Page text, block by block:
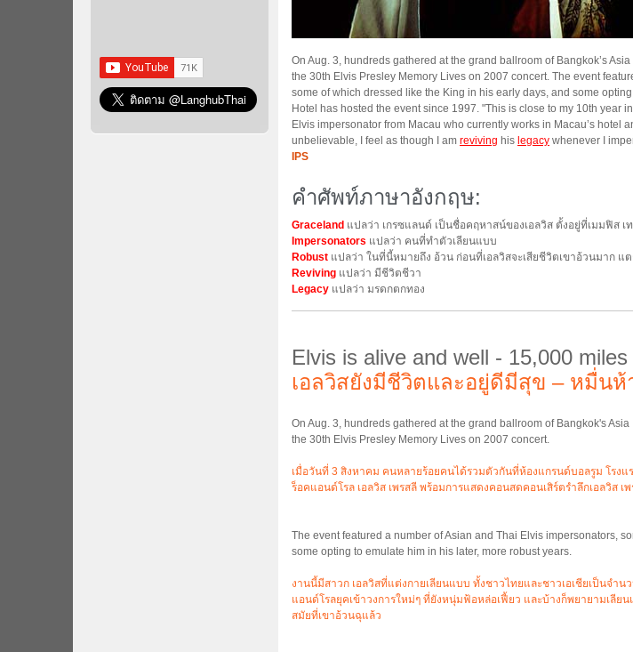
On Aug. 3, hundreds gathered at the grand ballroom of Bangkok’s
the 30th Elvis Presley Memory Lives on 2007 concert. The event
some of which dressed like the King in his early days, and some
Hotel has hosted the event since 1997. "This is close to my 10th year
Elvis impersonator from Macau who currently works in Macau’s hotel
unbelievable, I feel as though I am reviving his legacy whenever I
IPS
คำศัพท์ภาษาอังกฤษ:
Graceland แปลว่า เกรซแลนด์ เป็นชื่อคฤหาสน์ของเอลวิส ตั้งอยู่ที่เมมฟิส เ
Impersonators แปลว่า คนที่ทำตัวเลียนแบบ
Robust แปลว่า ในที่นี้หมายถึง อ้วน ก่อนที่เอลวิสจะเสียชีวิตเขาอ้วนมาก แ
Reviving แปลว่า มีชีวิตชีวา
Legacy แปลว่า มรดกตกทอง
Elvis is alive and well - 15,000
เอลวิสยังมีชีวิตและอยู่ดีมีสุข – หมื่น
On Aug. 3, hundreds gathered at the grand ballroom of Bangkok's
the 30th Elvis Presley Memory Lives on 2007 concert.
เมื่อวันที่ 3 สิงหาคม คนหลายร้อยคนได้รวมตัวกันที่ห้องแกรนด์บอลรูม โรงแร
ร็อคแอนด์โรล เอลวิส เพรสลี พร้อมการแสดงคอนสดคอนเสิร์ตรำลึกเอลวิส เ
The event featured a number of Asian and Thai Elvis impersonators,
some opting to emulate him in his later, more robust years.
งานนี้มีสาวก เอลวิสที่แต่งกายเลียนแบบ ทั้งชาวไทยและชาวเอเชียเป็นจำ
แอนด์โรลยุคเข้าวงการใหม่ๆ ที่ยังหนุ่มฟ้อหล่อเฟี้ยว และบ้างก็พยายามเลี
สมัยที่เขาอ้วนฉุแล้ว